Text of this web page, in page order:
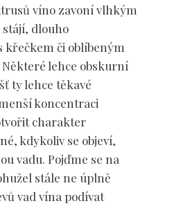
víno zavoní vlhkým
dlouho
křečkem či oblíbeným
lehce obskurní
ty lehce těkavé
koncentraci
charakter
kdykoliv se objeví,
vadu. Pojďme se na
stále ne úplně
vad vína podívat